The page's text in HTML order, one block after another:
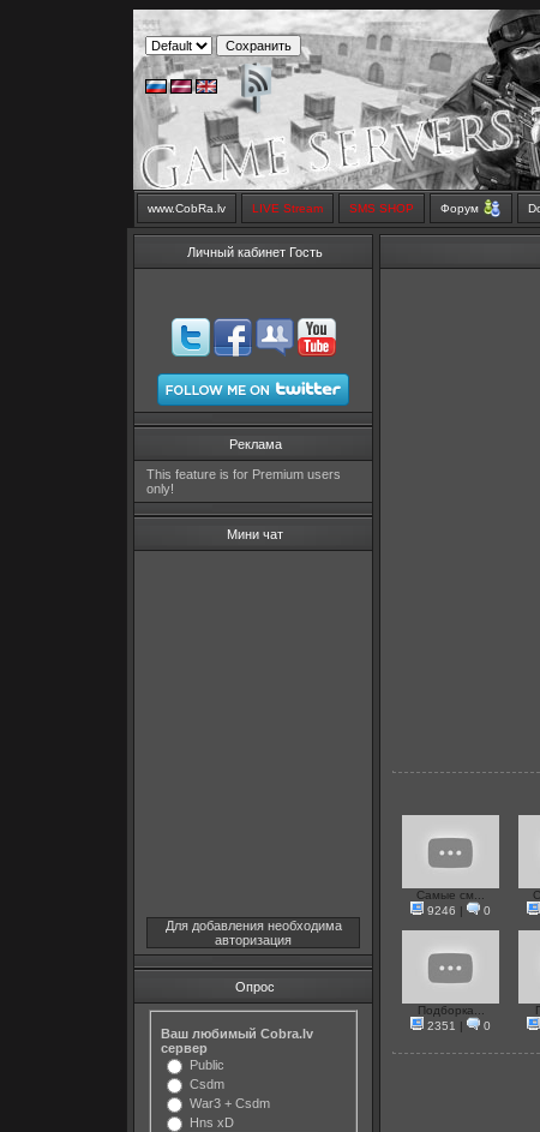
www.CobRa.lv LIVE Stream SMS SHOP Форум
Личный кабинет Гость
Реклама
This feature is for Premium users
only!
Мини чат
Для добавления необходима
авторизация
Опрос
Ваш любимый Cobra.lv
сервер
Public
Csdm
War3 + Csdm
Hns xD
Самые см...
9246 | 0
Подборка...
2351 | 0